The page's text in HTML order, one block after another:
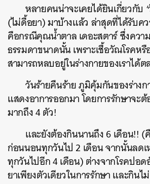
หลายคนน่าจะเคยได้ยินเกี่ยวกับ
(ไม่ดื้อยา) มาบ้างแล้ว ล่าสุดที่ได้รับค
คือกรณีคุณน้ำตาล เดอะสตาร์ ซึ่งควา
ธรรมดาขนาดนั้น เพราะเชื้อวัณโรคหรื
สามารถหลบอยู่ในร่างกายของเราได้
วันร้ายคืนร้าย ภูมิคุ้มกันของร่างก
แสดงอาการออกมา โดยการรักษาจะ
มากถึง 4 ตัว!
และยังต้องกินนานถึง 6 เดือน!! (
ก่อนนอนทุกวันไป 2 เดือน จากนั้นลด
ทุกวันไปอีก 4 เดือน) ต่างจากโรคปอด
ยาเพียงตัวเดียวในการรักษา และกินไ